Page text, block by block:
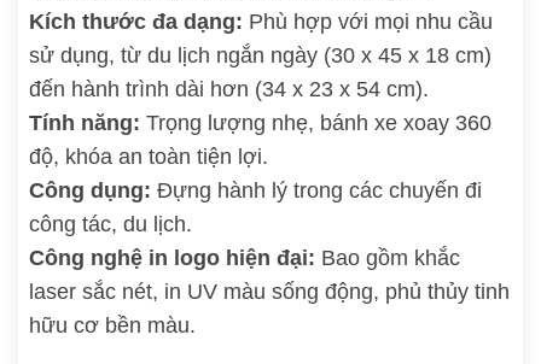
Kích thước đa dạng: Phù hợp với mọi nhu cầu
sử dụng, từ du lịch ngắn ngày (30 x 45 x 18 cm)
đến hành trình dài hơn (34 x 23 x 54 cm).
Tính năng: Trọng lượng nhẹ, bánh xe xoay 360
độ, khóa an toàn tiện lợi.
Công dụng: Đựng hành lý trong các chuyến đi
công tác, du lịch.
Công nghệ in logo hiện đại: Bao gồm khắc
laser sắc nét, in UV màu sống động, phủ thủy tinh
hữu cơ bền màu.